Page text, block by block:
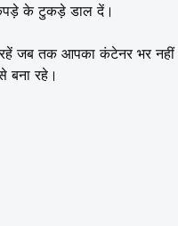
के टुकड़े डाल दें।
रहें जब तक आपका कंटेनर भर
बना रहे।